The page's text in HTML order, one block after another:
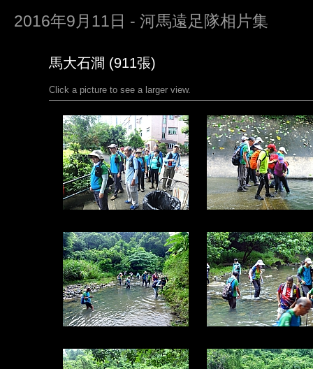
2016年9月11日 - 河馬遠足隊相片集
馬大石澗 (911張)
Click a picture to see a larger view.